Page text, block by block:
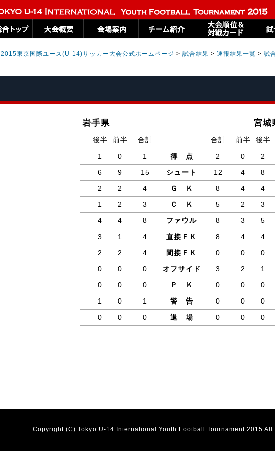
2015東京国際ユース(U-14)サッカー大会公式ホームページ > 試合結果 > 速報結果一覧 > 試
岩手県 宮城
後半 前半 合計 合計 前半
後半
1
0 1 得 点 2 0
2
6
9 15 シュート 12 4
8
2
2 4 Ｇ Ｋ 8 4
4
1
2 3 Ｃ Ｋ 5 2
3
4
4 8 ファウル 8 3
5
3
1 4 直接ＦＫ 8 4
4
2
2 4 間接ＦＫ 0 0
0
0
0 0 オフサイド 3 2
1
0
0 0 Ｐ Ｋ 0 0
0
1
0 1 警 告 0 0
0
0
0 0 退 場 0 0 0
Copyright (C) Tokyo U-14 International Youth Football Tournament 2015